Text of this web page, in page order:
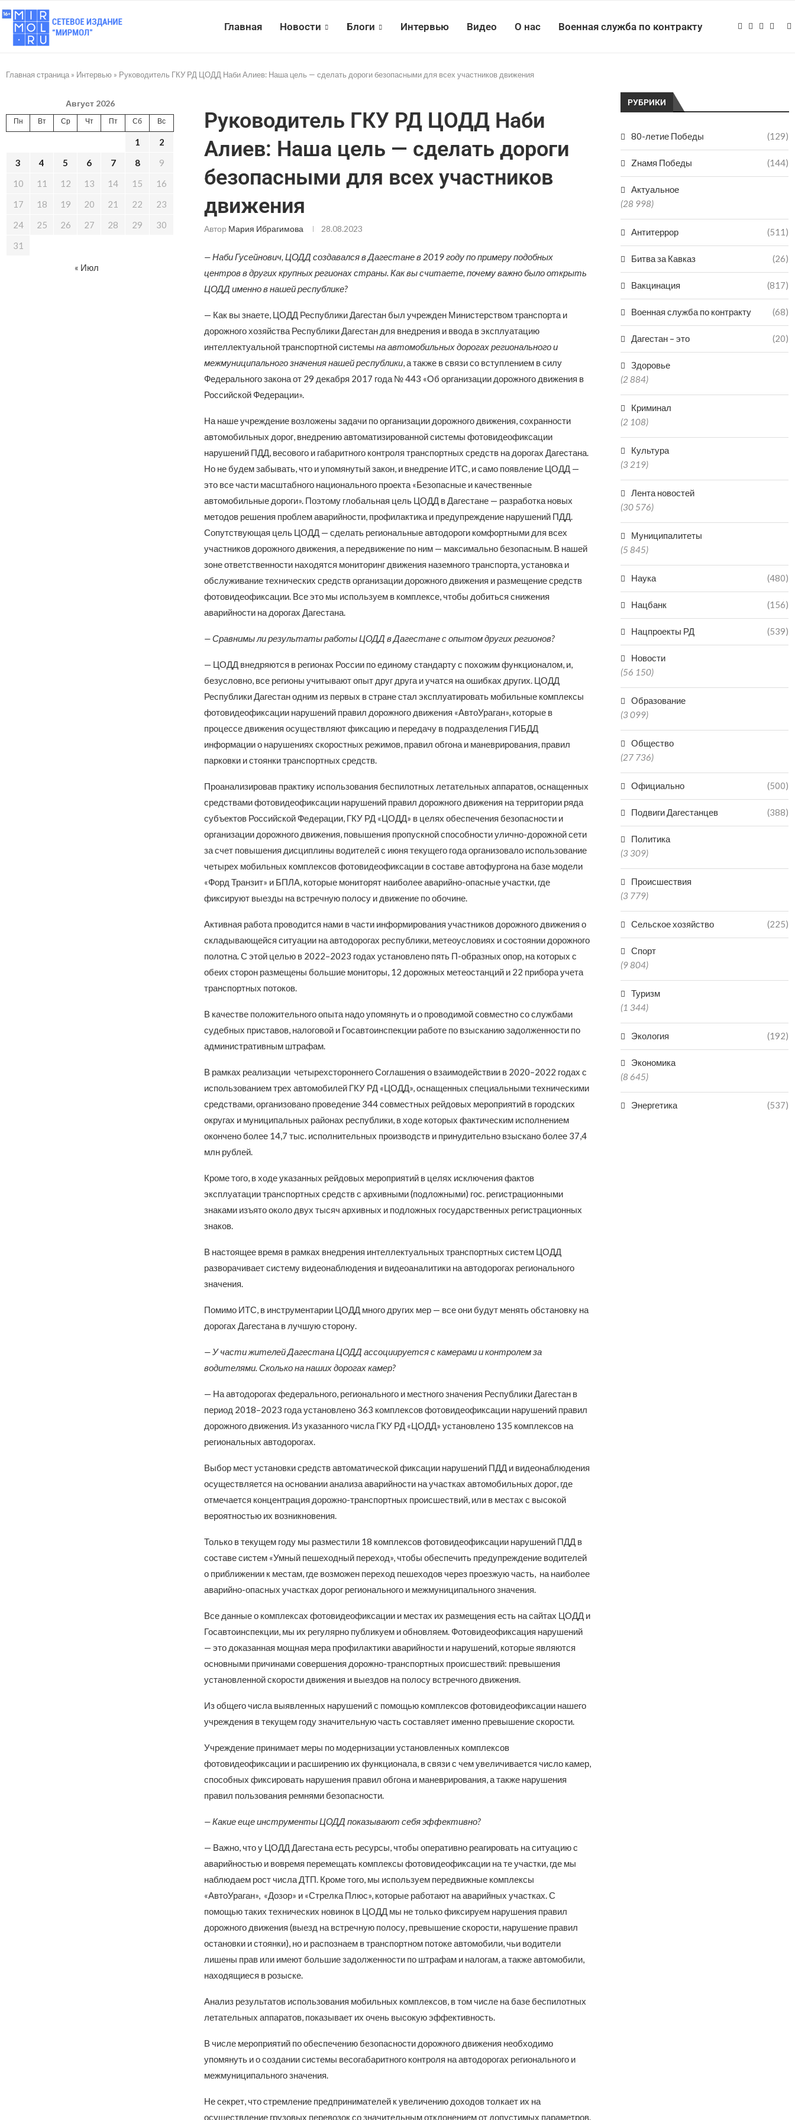
Главная Новости Блоги Интервью Видео О нас Военная служба по контракту
Главная страница » Интервью » Руководитель ГКУ РД ЦОДД Наби Алиев: Наша цель — сделать дороги безопасными для всех участников движения
Руководитель ГКУ РД ЦОДД Наби
Алиев: Наша цель — сделать дороги
безопасными для всех участников
движения
Автор Мария Ибрагимова 28.08.2023
— Наби Гусейнович, ЦОДД создавался в Дагестане в 2019 году по примеру подобных
центров в других крупных регионах страны. Как вы считаете, почему важно было открыть
ЦОДД именно в нашей республике?
— Как вы знаете, ЦОДД Республики Дагестан был учрежден Министерством транспорта и
дорожного хозяйства Республики Дагестан для внедрения и ввода в эксплуатацию
интеллектуальной транспортной системы на автомобильных дорогах регионального и
межмуниципального значения нашей республики, а также в связи со вступлением в силу
Федерального закона от 29 декабря 2017 года № 443 «Об организации дорожного движения в
Российской Федерации».
На наше учреждение возложены задачи по организации дорожного движения, сохранности
автомобильных дорог, внедрению автоматизированной системы фотовидеофиксации
нарушений ПДД, весового и габаритного контроля транспортных средств на дорогах Дагестана.
Но не будем забывать, что и упомянутый закон, и внедрение ИТС, и само появление ЦОДД —
это все части масштабного национального проекта «Безопасные и качественные
автомобильные дороги». Поэтому глобальная цель ЦОДД в Дагестане — разработка новых
методов решения проблем аварийности, профилактика и предупреждение нарушений ПДД.
Сопутствующая цель ЦОДД — сделать региональные автодороги комфортными для всех
участников дорожного движения, а передвижение по ним — максимально безопасным. В нашей
зоне ответственности находятся мониторинг движения наземного транспорта, установка и
обслуживание технических средств организации дорожного движения и размещение средств
фотовидеофиксации. Все это мы используем в комплексе, чтобы добиться снижения
аварийности на дорогах Дагестана.
— Сравнимы ли результаты работы ЦОДД в Дагестане с опытом других регионов?
— ЦОДД внедряются в регионах России по единому стандарту с похожим функционалом, и,
безусловно, все регионы учитывают опыт друг друга и учатся на ошибках других. ЦОДД
Республики Дагестан одним из первых в стране стал эксплуатировать мобильные комплексы
фотовидеофиксации нарушений правил дорожного движения «АвтоУраган», которые в
процессе движения осуществляют фиксацию и передачу в подразделения ГИБДД
информации о нарушениях скоростных режимов, правил обгона и маневрирования, правил
парковки и стоянки транспортных средств.
Проанализировав практику использования беспилотных летательных аппаратов, оснащенных
средствами фотовидеофиксации нарушений правил дорожного движения на территории ряда
субъектов Российской Федерации, ГКУ РД «ЦОДД» в целях обеспечения безопасности и
организации дорожного движения, повышения пропускной способности улично-дорожной сети
за счет повышения дисциплины водителей с июня текущего года организовало использование
четырех мобильных комплексов фотовидеофиксации в составе автофургона на базе модели
«Форд Транзит» и БПЛА, которые мониторят наиболее аварийно-опасные участки, где
фиксируют выезды на встречную полосу и движение по обочине.
Активная работа проводится нами в части информирования участников дорожного движения о
складывающейся ситуации на автодорогах республики, метеоусловиях и состоянии дорожного
полотна. С этой целью в 2022–2023 годах установлено пять П-образных опор, на которых с
обеих сторон размещены большие мониторы, 12 дорожных метеостанций и 22 прибора учета
транспортных потоков.
В качестве положительного опыта надо упомянуть и о проводимой совместно со службами
судебных приставов, налоговой и Госавтоинспекции работе по взысканию задолженности по
административным штрафам.
В рамках реализации четырехстороннего Соглашения о взаимодействии в 2020–2022 годах с
использованием трех автомобилей ГКУ РД «ЦОДД», оснащенных специальными техническими
средствами, организовано проведение 344 совместных рейдовых мероприятий в городских
округах и муниципальных районах республики, в ходе которых фактическим исполнением
окончено более 14,7 тыс. исполнительных производств и принудительно взыскано более 37,4
млн рублей.
Кроме того, в ходе указанных рейдовых мероприятий в целях исключения фактов
эксплуатации транспортных средств с архивными (подложными) гос. регистрационными
знаками изъято около двух тысяч архивных и подложных государственных регистрационных
знаков.
В настоящее время в рамках внедрения интеллектуальных транспортных систем ЦОДД
разворачивает систему видеонаблюдения и видеоаналитики на автодорогах регионального
значения.
Помимо ИТС, в инструментарии ЦОДД много других мер — все они будут менять обстановку на
дорогах Дагестана в лучшую сторону.
— У части жителей Дагестана ЦОДД ассоциируется с камерами и контролем за
водителями. Сколько на наших дорогах камер?
— На автодорогах федерального, регионального и местного значения Республики Дагестан в
период 2018–2023 года установлено 363 комплексов фотовидеофиксации нарушений правил
дорожного движения. Из указанного числа ГКУ РД «ЦОДД» установлено 135 комплексов на
региональных автодорогах.
Выбор мест установки средств автоматической фиксации нарушений ПДД и видеонаблюдения
осуществляется на основании анализа аварийности на участках автомобильных дорог, где
отмечается концентрация дорожно-транспортных происшествий, или в местах с высокой
вероятностью их возникновения.
Только в текущем году мы разместили 18 комплексов фотовидеофиксации нарушений ПДД в
составе систем «Умный пешеходный переход», чтобы обеспечить предупреждение водителей
о приближении к местам, где возможен переход пешеходов через проезжую часть, на наиболее
аварийно-опасных участках дорог регионального и межмуниципального значения.
Все данные о комплексах фотовидеофиксации и местах их размещения есть на сайтах ЦОДД и
Госавтоинспекции, мы их регулярно публикуем и обновляем. Фотовидеофиксация нарушений
— это доказанная мощная мера профилактики аварийности и нарушений, которые являются
основными причинами совершения дорожно-транспортных происшествий: превышения
установленной скорости движения и выездов на полосу встречного движения.
Из общего числа выявленных нарушений с помощью комплексов фотовидеофиксации нашего
учреждения в текущем году значительную часть составляет именно превышение скорости.
Учреждение принимает меры по модернизации установленных комплексов
фотовидеофиксации и расширению их функционала, в связи с чем увеличивается число камер,
способных фиксировать нарушения правил обгона и маневрирования, а также нарушения
правил пользования ремнями безопасности.
— Какие еще инструменты ЦОДД показывают себя эффективно?
— Важно, что у ЦОДД Дагестана есть ресурсы, чтобы оперативно реагировать на ситуацию с
аварийностью и вовремя перемещать комплексы фотовидеофиксации на те участки, где мы
наблюдаем рост числа ДТП. Кроме того, мы используем передвижные комплексы
«АвтоУраган», «Дозор» и «Стрелка Плюс», которые работают на аварийных участках. С
помощью таких технических новинок в ЦОДД мы не только фиксируем нарушения правил
дорожного движения (выезд на встречную полосу, превышение скорости, нарушение правил
остановки и стоянки), но и распознаем в транспортном потоке автомобили, чьи водители
лишены прав или имеют большие задолженности по штрафам и налогам, а также автомобили,
находящиеся в розыске.
Анализ результатов использования мобильных комплексов, в том числе на базе беспилотных
летательных аппаратов, показывает их очень высокую эффективность.
В числе мероприятий по обеспечению безопасности дорожного движения необходимо
упомянуть и о создании системы весогабаритного контроля на автодорогах регионального и
межмуниципального значения.
Не секрет, что стремление предпринимателей к увеличению доходов толкает их на
осуществление грузовых перевозок со значительным отклонением от допустимых параметров.
РУБРИКИ
80-летие Победы (129)
Zнамя Победы (144)
Актуальное
(28 998)
Антитеррор (511)
Битва за Кавказ (26)
Вакцинация (817)
Военная служба по контракту (68)
Дагестан – это (20)
Здоровье
(2 884)
Криминал
(2 108)
Культура
(3 219)
Лента новостей
(30 576)
Муниципалитеты
(5 845)
Наука (480)
Нацбанк (156)
Нацпроекты РД (539)
Новости
(56 150)
Образование
(3 099)
Общество
(27 736)
Официально (500)
Подвиги Дагестанцев (388)
Политика
(3 309)
Происшествия
(3 779)
Сельское хозяйство (225)
Спорт
(9 804)
Туризм
(1 344)
Экология (192)
Экономика
(8 645)
Энергетика (537)
Август 2026
Пн Вт Ср Чт Пт Сб Вс
1
2
3
4 5 6 7 8
9
10
11 12 13 14 15
16
17
18 19 20 21 22
23
24
25 26 27 28 29
30
31
« Июл